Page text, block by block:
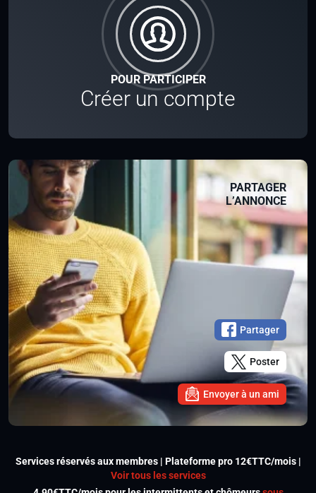
POUR PARTICIPER
Créer un compte
PARTAGER
L’ANNONCE
Partager
Poster
Envoyer à un ami
Services réservés aux membres | Plateforme pro 12€TTC/mois |
Voir tous les services